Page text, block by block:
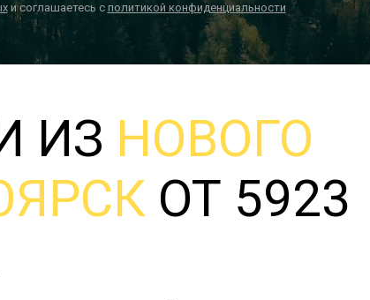
О компании
Тарифы
Отзывы
и соглашаетесь с политикой конфиденциальности
ИЗ НОВОГО
ОТ 5923